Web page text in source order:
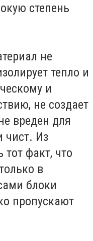
степень
не
тепло и
и
не создает
вреден для
чист. Из
факт, что
в
блоки
пропускают